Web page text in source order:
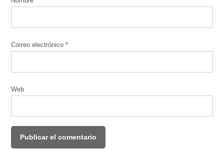
Correo electrónico*
Web